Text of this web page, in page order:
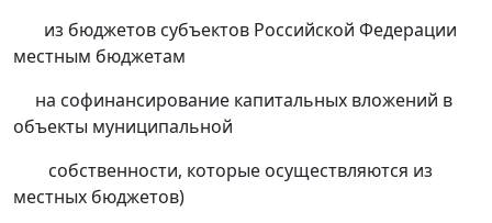
из бюджетов субъектов Российской Федерации
местным бюджетам
на софинансирование капитальных вложений в
объекты муниципальной
собственности, которые осуществляются из
местных бюджетов)